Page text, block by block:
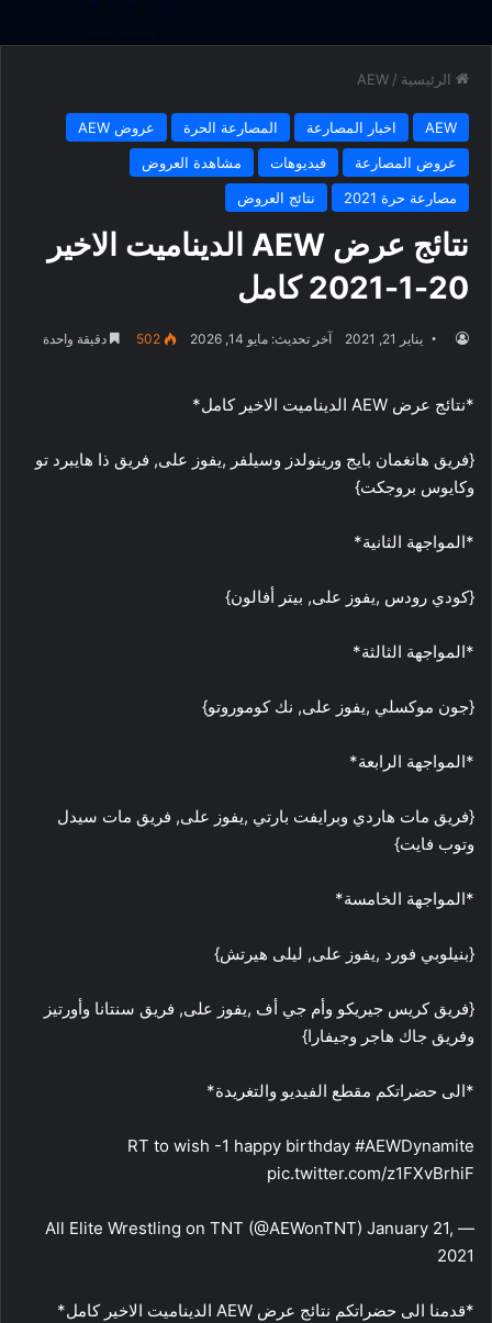
الرئيسية /
AEW
AEW اخبار المصارعة المصارعة الحرة
عروض AEW
عروض المصارعة
فيديوهات
مشاهدة العروض
مصارعة حرة 2021
نتائج العروض
نتائج عرض AEW الديناميت الاخير
20-1-2021 كامل
يناير 21, 2021 آخر تحديث: مايو 14, 2026 502 دقيقة واحدة
*نتائج عرض AEW الديناميت الاخير كامل*
{فريق هانغمان بايج ورينولدز وسيلفر ,يفوز على, فريق ذا هايبرد تو
وكايوس بروجكت}
*المواجهة الثانية*
{كودي رودس ,يفوز على, بيتر أفالون}
*المواجهة الثالثة*
{جون موكسلي ,يفوز على, نك كوموروتو}
*المواجهة الرابعة*
{فريق مات هاردي وبرايفت بارتي ,يفوز على, فريق مات سيدل
وتوب فايت}
*المواجهة الخامسة*
{بنيلوبي فورد ,يفوز على, ليلى هيرتش}
{فريق كريس جيريكو وأم جي أف ,يفوز على, فريق سنتانا وأورتيز
وفريق جاك هاجر وجيفارا}
*الى حضراتكم مقطع الفيديو والتغريدة*
RT to wish -1 happy birthday #AEWDynamite
pic.twitter.com/z1FXvBrhiF
— All Elite Wrestling on TNT (@AEWonTNT) January 21,
2021
*قدمنا الى حضراتكم نتائج عرض AEW الديناميت الاخير كامل*